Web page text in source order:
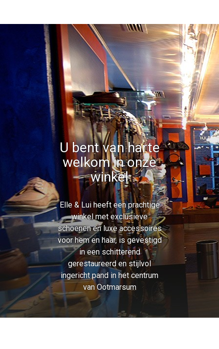
U bent van harte
welkom in onze
winkel
Elle & Lui heeft een prachtige
winkel met exclusieve
schoenen en luxe accessoires
voor hem en haar, is gevestigd
in een schitterend
gerestaureerd en stijlvol
ingericht pand in het centrum
van Ootmarsum